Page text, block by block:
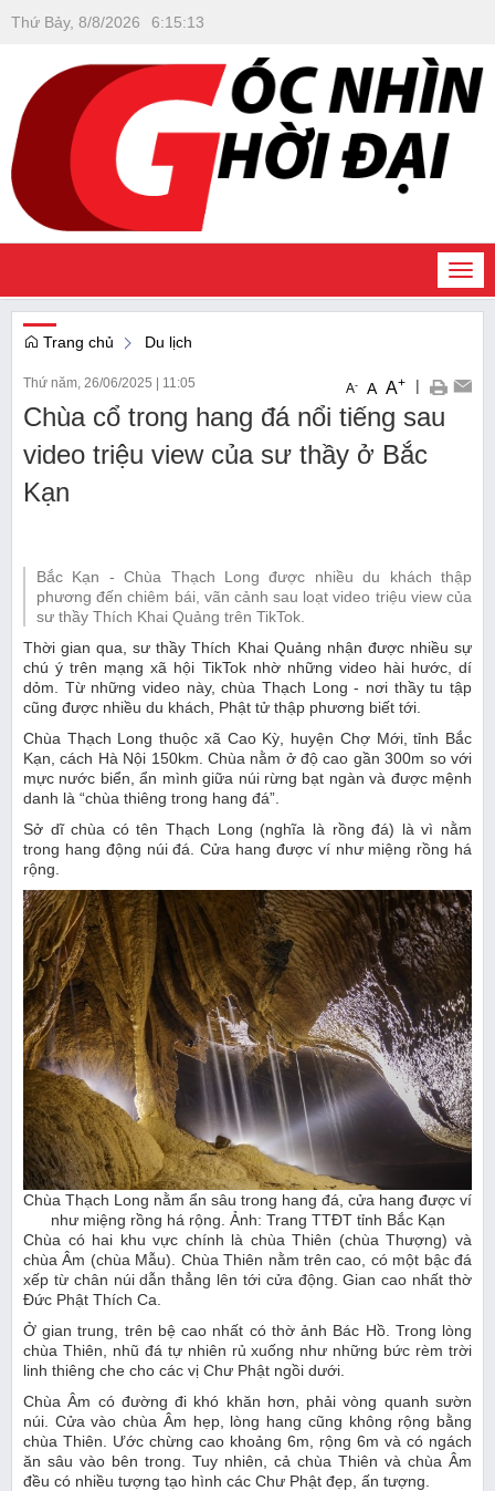
Thứ Bảy, 8/8/2026 6:15:14
Trang chủ Du lịch
Thứ năm, 26/06/2025 11:05 A- A A+ |
Chùa cổ trong hang đá nổi tiếng sau
video triệu view của sư thầy ở Bắc
Kạn
Bắc Kạn - Chùa Thạch Long được nhiều du khách thập
phương đến chiêm bái, vãn cảnh sau loạt video triệu view của
sư thầy Thích Khai Quảng trên TikTok.
Thời gian qua, sư thầy Thích Khai Quảng nhận được nhiều sự
chú ý trên mạng xã hội TikTok nhờ những video hài hước, dí
dỏm. Từ những video này, chùa Thạch Long - nơi thầy tu tập
cũng được nhiều du khách, Phật tử thập phương biết tới.
Chùa Thạch Long thuộc xã Cao Kỳ, huyện Chợ Mới, tỉnh Bắc
Kạn, cách Hà Nội 150km. Chùa nằm ở độ cao gần 300m so với
mực nước biển, ẩn mình giữa núi rừng bạt ngàn và được mệnh
danh là “chùa thiêng trong hang đá”.
Sở dĩ chùa có tên Thạch Long (nghĩa là rồng đá) là vì nằm
trong hang động núi đá. Cửa hang được ví như miệng rồng há
rộng.
Chùa Thạch Long nằm ẩn sâu trong hang đá, cửa hang được ví
như miệng rồng há rộng. Ảnh: Trang TTĐT tỉnh Bắc Kạn
Chùa có hai khu vực chính là chùa Thiên (chùa Thượng) và
chùa Âm (chùa Mẫu). Chùa Thiên nằm trên cao, có một bậc đá
xếp từ chân núi dẫn thẳng lên tới cửa động. Gian cao nhất thờ
Đức Phật Thích Ca.
Ở gian trung, trên bệ cao nhất có thờ ảnh Bác Hồ. Trong lòng
chùa Thiên, nhũ đá tự nhiên rủ xuống như những bức rèm trời
linh thiêng che cho các vị Chư Phật ngồi dưới.
Chùa Âm có đường đi khó khăn hơn, phải vòng quanh sườn
núi. Cửa vào chùa Âm hẹp, lòng hang cũng không rộng bằng
chùa Thiên. Ước chừng cao khoảng 6m, rộng 6m và có ngách
ăn sâu vào bên trong. Tuy nhiên, cả chùa Thiên và chùa Âm
đều có nhiều tượng tạo hình các Chư Phật đẹp, ấn tượng.